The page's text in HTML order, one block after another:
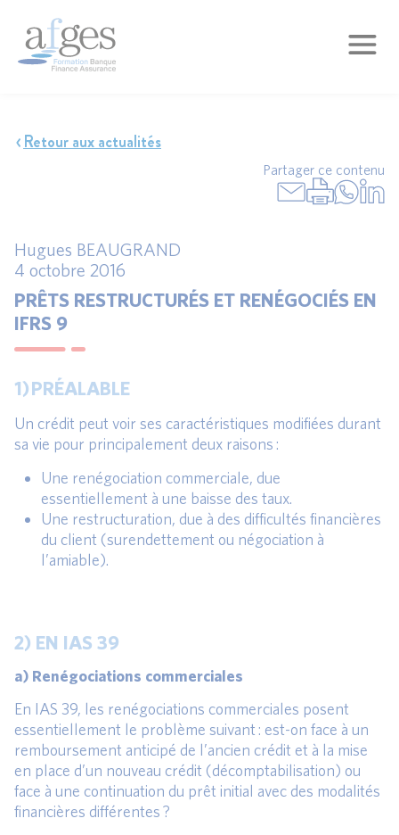
Retour aux actualités
Partager ce contenu
Hugues BEAUGRAND
4 octobre 2016
PRÊTS RESTRUCTURÉS ET RENÉGOCIÉS EN
IFRS 9
1)PRÉALABLE
Un crédit peut voir ses caractéristiques modifiées durant
sa vie pour principalement deux raisons :
Une renégociation commerciale, due
essentiellement à une baisse des taux.
Une restructuration, due à des difficultés financières
du client (surendettement ou négociation à
l’amiable).
2) EN IAS 39
a) Renégociations commerciales
En IAS 39, les renégociations commerciales posent
essentiellement le problème suivant : est-on face à un
remboursement anticipé de l’ancien crédit et à la mise
en place d’un nouveau crédit (décomptabilisation) ou
face à une continuation du prêt initial avec des modalités
financières différentes ?